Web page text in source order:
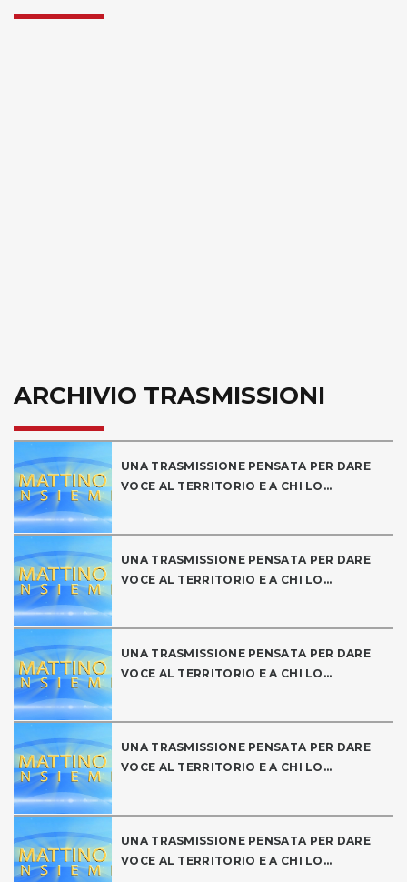
ARCHIVIO TRASMISSIONI
UNA TRASMISSIONE PENSATA PER DARE
VOCE AL TERRITORIO E A CHI LO...
UNA TRASMISSIONE PENSATA PER DARE
VOCE AL TERRITORIO E A CHI LO...
UNA TRASMISSIONE PENSATA PER DARE
VOCE AL TERRITORIO E A CHI LO...
UNA TRASMISSIONE PENSATA PER DARE
VOCE AL TERRITORIO E A CHI LO...
UNA TRASMISSIONE PENSATA PER DARE
VOCE AL TERRITORIO E A CHI LO...